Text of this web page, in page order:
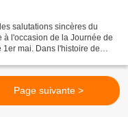
salutations sincères du
à l'occasion de la Journée de
mai. Dans l'histoire de
Page suivante >